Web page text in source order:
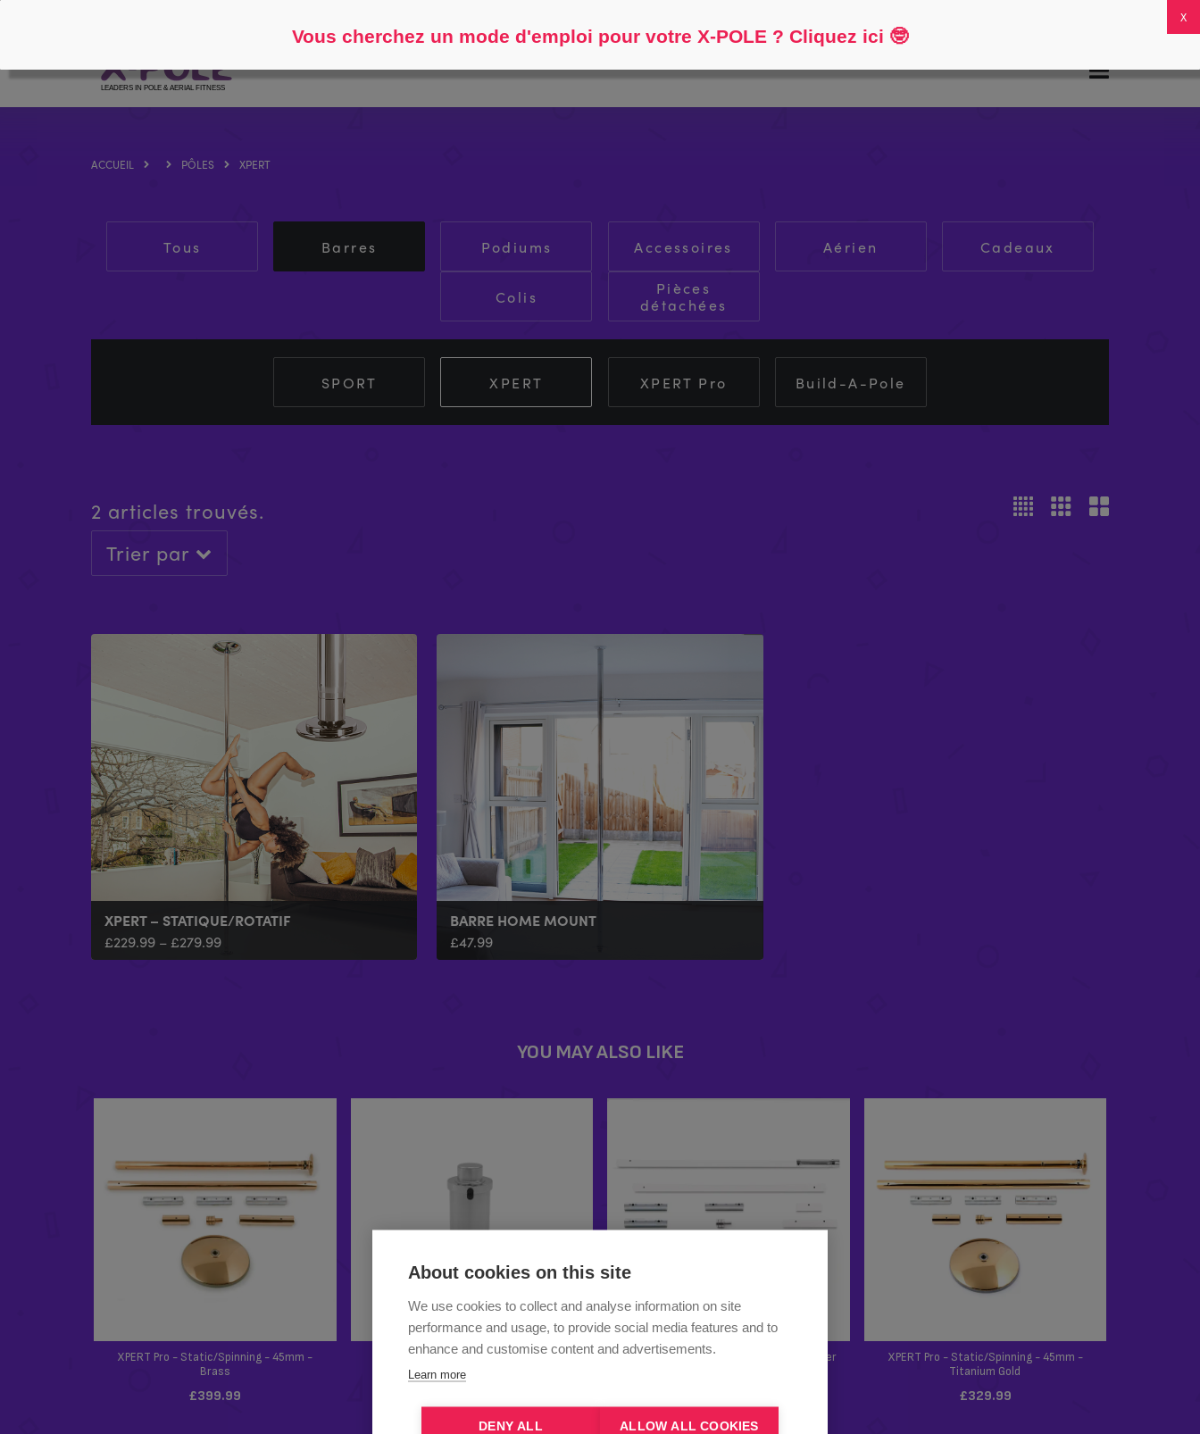
ACCUEIL PÔLES XPERT
Tous Barres Podiums Accessoires Aérien Cadeaux
Colis
Pièces
détachées
SPORT XPERT XPERT Pro Build-A-Pole
2 articles trouvés.
Trier par
XPERT – STATIQUE/ROTATIF
£229.99 –£279.99
BARRE HOME MOUNT
£47.99
Vous cherchez un mode d'emploi pour votre X-POLE ? Cliquez ici 🤓
About cookies on this site
We use cookies to collect and analyse information on site
performance and usage, to provide social media features and to
enhance and customise content and advertisements.
Learn more
DENY ALL ALLOW ALL COOKIES